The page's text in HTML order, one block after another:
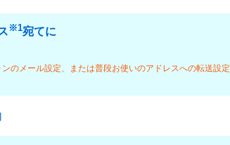
※1宛てに
のメール設定、または普段お使いのアドレスへの転送設定